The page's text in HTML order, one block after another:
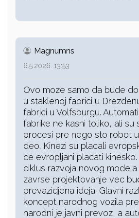
Magnumns
6.5.2026. 13:53
Ovo moze samo da bude
u staklenoj fabrici u
fabrici u Volfsburgu.
fabrike ne kasni toliko, ali su
procesi pre nego sto robot
deo. Kinezi su placali
ce evropljani placati
ciklus razvoja novog
zavrse projektovanje vec
prevazidjena ideja. Glavni
koncept narodnog vozila
narodni je javni prevoz, a